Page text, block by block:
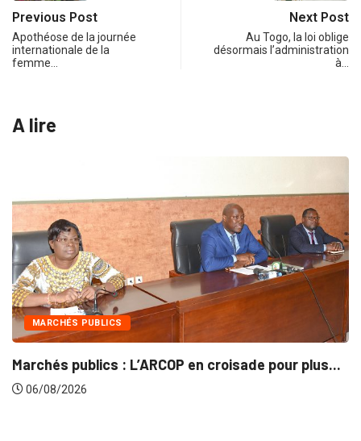
Previous Post
Apothéose de la journée
internationale de la
femme…
Next Post
Au Togo, la loi oblige
désormais l’administration
à…
A lire
pour plus...
INTÉGRATION RÉGIONALE
Gestion concertée et durable du